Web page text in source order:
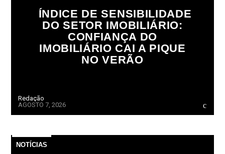
ÍNDICE DE SENSIBILIDADE
DO SETOR IMOBILIÁRIO:
CONFIANÇA DO
IMOBILIÁRIO CAI A PIQUE
NO VERÃO
Redação
AGOSTO 7, 2026
NOTÍCIAS